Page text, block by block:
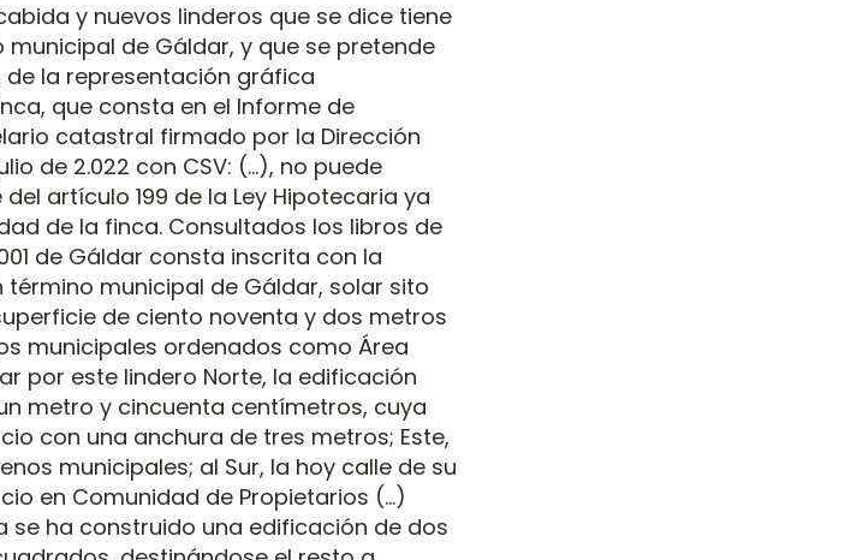
y nuevos linderos que se dice tiene
municipal de Gáldar, y que se pretende
la representación gráfica
que consta en el Informe de
catastral firmado por la Dirección
de 2.022 con CSV: (…), no puede
artículo 199 de la Ley Hipotecaria ya
de la finca. Consultados los libros de
de Gáldar consta inscrita con la
término municipal de Gáldar, solar sito
de ciento noventa y dos metros
municipales ordenados como Área
por este lindero Norte, la edificación
metro y cincuenta centímetros, cuya
con una anchura de tres metros; Este,
municipales; al Sur, la hoy calle de su
en Comunidad de Propietarios (…)
se ha construido una edificación de dos